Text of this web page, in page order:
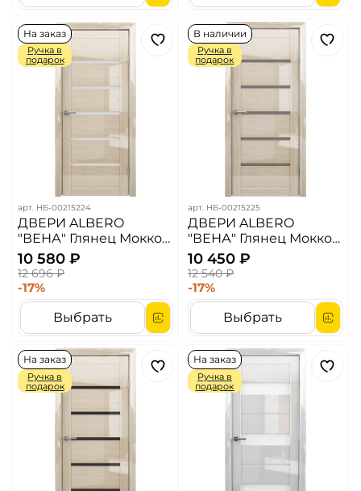
На заказ
Ручка в
подарок
арт. НБ-00215224
ДВЕРИ ALBERO
"ВЕНА" Глянец Мокко/
Белый Мателюкс (ДО)
10 580 ₽
12 696 ₽
-17%
Выбрать
В наличии
Ручка в
подарок
арт. НБ-00215225
ДВЕРИ ALBERO
"ВЕНА" Глянец Мокко/
10 450 ₽
12 540 ₽
-17%
Выбрать
На заказ
Ручка в
подарок
На заказ
Ручка в
подарок